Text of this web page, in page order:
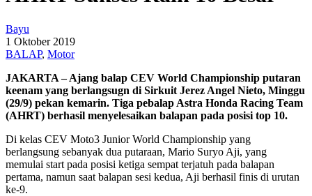
Bayu
1 Oktober 2019
BALAP, Motor
JAKARTA – Ajang balap CEV World Championship putaran
keenam yang berlangsugn di Sirkuit Jerez Angel Nieto, Minggu
(29/9) pekan kemarin. Tiga pebalap Astra Honda Racing Team
(AHRT) berhasil menyelesaikan balapan pada posisi top 10.
Di kelas CEV Moto3 Junior World Championship yang
berlangsung sebanyak dua putaraan, Mario Suryo Aji, yang
memulai start pada posisi ketiga sempat terjatuh pada balapan
pertama, namun saat balapan sesi kedua, Aji berhasil finis di urutan
ke-9.